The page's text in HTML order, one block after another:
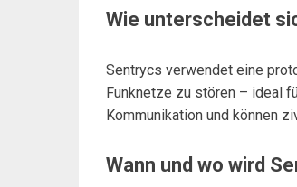
Wie unterscheidet
Sentrycs verwendet eine
Funknetze zu stören – ideal
Kommunikation und können
Wann und wo wird